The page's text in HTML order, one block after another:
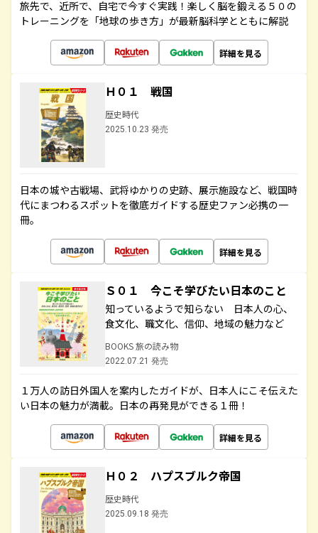
旅先で、近所で、自宅で今すぐ実践！楽しく脳を鍛える５０の
トレーニングを「地球の歩き方」が最新脳科学とともに解説
詳細を見る
Ｈ０１ 戦国
歴史時代
2025.10.23 発売
日本の城や古戦場、武将ゆかりの史跡、展示施設など、戦国時
代にまつわるスポットを徹底ガイドする歴史ファン必携の一
冊。
詳細を見る
Ｓ０１ 今こそ学びたい日本のこと
知っているようで知らない 日本人の心、
食文化、職文化、信仰、地域の魅力など
BOOKS 旅の読み物
2022.07.21 発売
１万人の訪日外国人を案内したガイドが、日本人にこそ伝えた
い日本の魅力が満載。日本の再発見ができる１冊！
詳細を見る
Ｈ０２ ハプスブルク帝国
歴史時代
2025.09.18 発売